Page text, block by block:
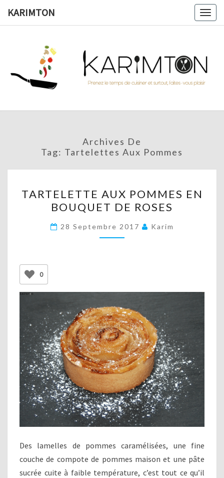
KARIMTON
Prenez
Le
Et
Vous
Plaisir !
Archives De
Tag: Tartelettes Aux Pommes
AUX
POMMES
EN
BOUQUET
TARTELETTE AUX POMMES EN
BOUQUET DE ROSES
28 Septembre 2017 Karim
0
Des lamelles de pommes caramélisées, une fine
couche de compote de pommes maison et une pâte
sucrée cuite à faible température, c’est tout ce qu’il